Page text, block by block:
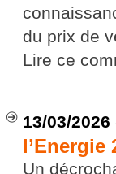
du prix de
Lire ce
13/03/2026
l’Energie
Un